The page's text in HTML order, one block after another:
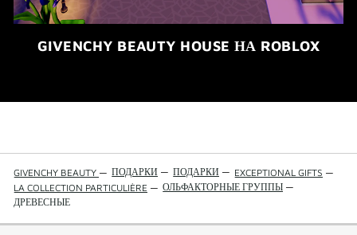
GIVENCHY BEAUTY HOUSE НА ROBLOX
GIVENCHY BEAUTY — ПОДАРКИ — ПОДАРКИ — EXCEPTIONAL GIFTS —
LA COLLECTION PARTICULIÈRE — ОЛЬФАКТОРНЫЕ ГРУППЫ —
ДРЕВЕСНЫЕ